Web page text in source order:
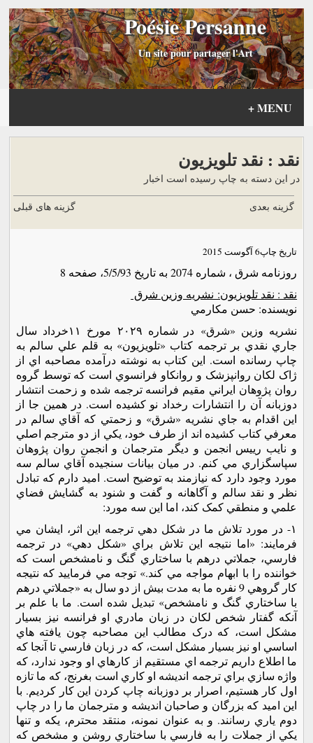
Poésie Persanne
Un site pour partager l'Art
MENU
+
نقد : نقد تلويزيون
در این دسته به چاپ رسیده است اخبار
گزینه های قبلی گزینه بعدی
تاریخ چاپ6 آگوست 2015
روزنامه شرق ، شماره 2074 به تاريخ 5/5/93، صفحه 8
نقد : نقد تلويزيون: نشريه وزين شرق
نويسنده: حسن مكارمي
نشريه وزين «شرق» در شماره ٢٠٢٩ مورخ ١١خرداد سال
جاري نقدي بر ترجمه کتاب «تلويزيون» به قلم علي سالم به
چاپ رسانده است. اين کتاب به نوشته درآمده مصاحبه اي از
ژاک لکان روانپزشک و روانکاو فرانسوي است که توسط گروه
روان پژوهان ايراني مقيم فرانسه ترجمه شده و زحمت انتشار
دوزبانه آن را انتشارات رخداد نو کشيده است. در همين جا از
اين اقدام به جاي نشريه «شرق» و زحمتي که آقاي سالم در
معرفي کتاب کشيده اند از طرف خود، يکي از دو مترجم اصلي
و نايب رييس انجمن و ديگر مترجمان و انجمن روان پژوهان
سپاسگزاري مي کنم. در ميان بيانات سنجيده آقاي سالم سه
مورد وجود دارد که نيازمند به توضيح است. اميد دارم که تبادل
نظر و نقد سالم و آگاهانه و گفت و شنود به گشايش فضاي
علمي و منطقي کمک کند، اما اين سه مورد:
١- در مورد تلاش ما در شکل دهي ترجمه اين اثر، ايشان مي
فرمايند: «اما نتيجه اين تلاش براي «شکل دهي» در ترجمه
فارسي، جملاتي درهم با ساختاري گنگ و نامشخص است که
خواننده را با ابهام مواجه مي کند.» توجه مي فرماييد که نتيجه
کار گروهي 9 نفره ما به مدت بيش از دو سال به «جملاتي درهم
با ساختاري گنگ و نامشخص» تبديل شده است. ما با علم بر
آنکه گفتار شخص لکان در زبان مادري او فرانسه نيز بسيار
مشکل است، که درک مطالب اين مصاحبه چون يافته هاي
اساسي او نيز بسيار مشکل است، که در زبان فارسي تا آنجا که
ما اطلاع داريم ترجمه اي مستقيم از کارهاي او وجود ندارد، که
واژه سازي براي ترجمه انديشه او کاري است بغرنج، که ما تازه
اول کار هستيم، اصرار بر دوزبانه چاپ کردن اين کار کرديم. با
اين اميد که بزرگان و صاحبان انديشه و مترجمان ما را در چاپ
دوم ياري رسانند. و به عنوان نمونه، منتقد محترم، يکه و تنها
يکي از جملات را به فارسي با ساختاري روشن و مشخص که